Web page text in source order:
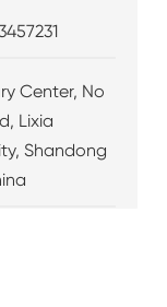
Center, No
Lixia
Shandong